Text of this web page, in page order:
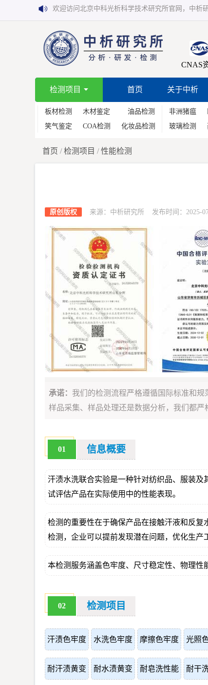
欢迎访问北京中科光析科学技术研究所官网，中析
CNAS
检测项目 首页 关于中析
板材检测 木材鉴定
油品检测
笑气鉴定
COA检测 化妆品检测
非洲猪瘟
玻璃检测
首页 /检测项目 /性能检测
原创版权 来源：中析研究所 发布时间：2025-
承诺： 我们的检测流程严格遵循国际标准和
样品采集、样品处理还是数据分析，我们都严
01 信息概要
汗渍水洗联合实验是一种针对纺织品、服装
试评估产品在实际使用中的性能表现。
检测的重要性在于确保产品在接触汗液和反
检测，企业可以提前发现潜在问题，优化生产
本检测服务涵盖色牢度、尺寸稳定性、物理性
02 检测项目
汗渍色牢度 水洗色牢度 摩擦色牢度 光照
耐汗渍黄变 耐水渍黄变 耐皂洗性能 耐干